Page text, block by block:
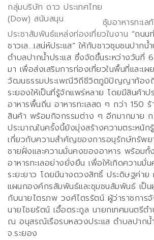
กลุ่มบริษัท ดาว ประเทศไทย
(Dow) สนับสนุน
ซุ้มอาหารทะเ
ประชาสัมพันธ์แหล่งท่องเที่ยวในงาน “ถนน
ชาวเล...เสน่ห์ประแส”ให้กับชาวชุมชนปากน้ำ
ตำบลปากน้ำประแส ซึ่งจัดขึ้นระหว่างวันที่
มา เพื่อส่งเสริมการท่องเที่ยวในพื้นที่และเ
วัฒนธรรมประเพณีวิถีชีวิตภูมิปัญญาท้อง
ระยองให้เป็นที่รู้จักแพร่หลาย โดยมีสินค้าป
อาหารพื้นถิ่น อาหารทะเลสด ๆ กว่า 150 ร้
สินค้า พร้อมกิจกรรมต่าง ๆ อีกมากมาย
ประมาณในครั้งนี้ยังมุ่งสร้างความตระหนัก
เกี่ยวกับความสำคัญของการอนุรักษ์ทรัพยา
ชายฝั่งและความมั่นคงของอาหาร พร้อมทั้
อาหารทะเลอย่างยั่งยืน เพื่อให้เกิดความมั่
ระยะยาว โดยมีนางดวงสิทธิ์ ประดิษฐค่า
แผนกองค์กรสัมพันธ์และชุมชนสัมพันธ์ เป็น
กับนายไตรภพ วงศ์ไตรรัตน์ ผู้ว่าราชการ
นายไชยรัตน์ เอื้อตระกูล นายกเทศมนตรีต
ณ อนุสรณ์เรือรบหลวงประแส ตำบลปากน้
จ.ระยอง